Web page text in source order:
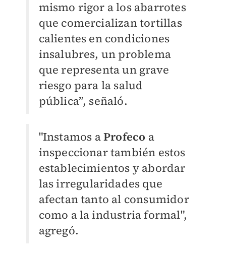
mismo rigor a los abarrotes
que comercializan tortillas
calientes en condiciones
insalubres, un problema
que representa un grave
riesgo para la salud
pública”, señaló.
"Instamos aProfeco a
inspeccionar también estos
establecimientos y abordar
las irregularidades que
afectan tanto al consumidor
como a la industria formal",
agregó.